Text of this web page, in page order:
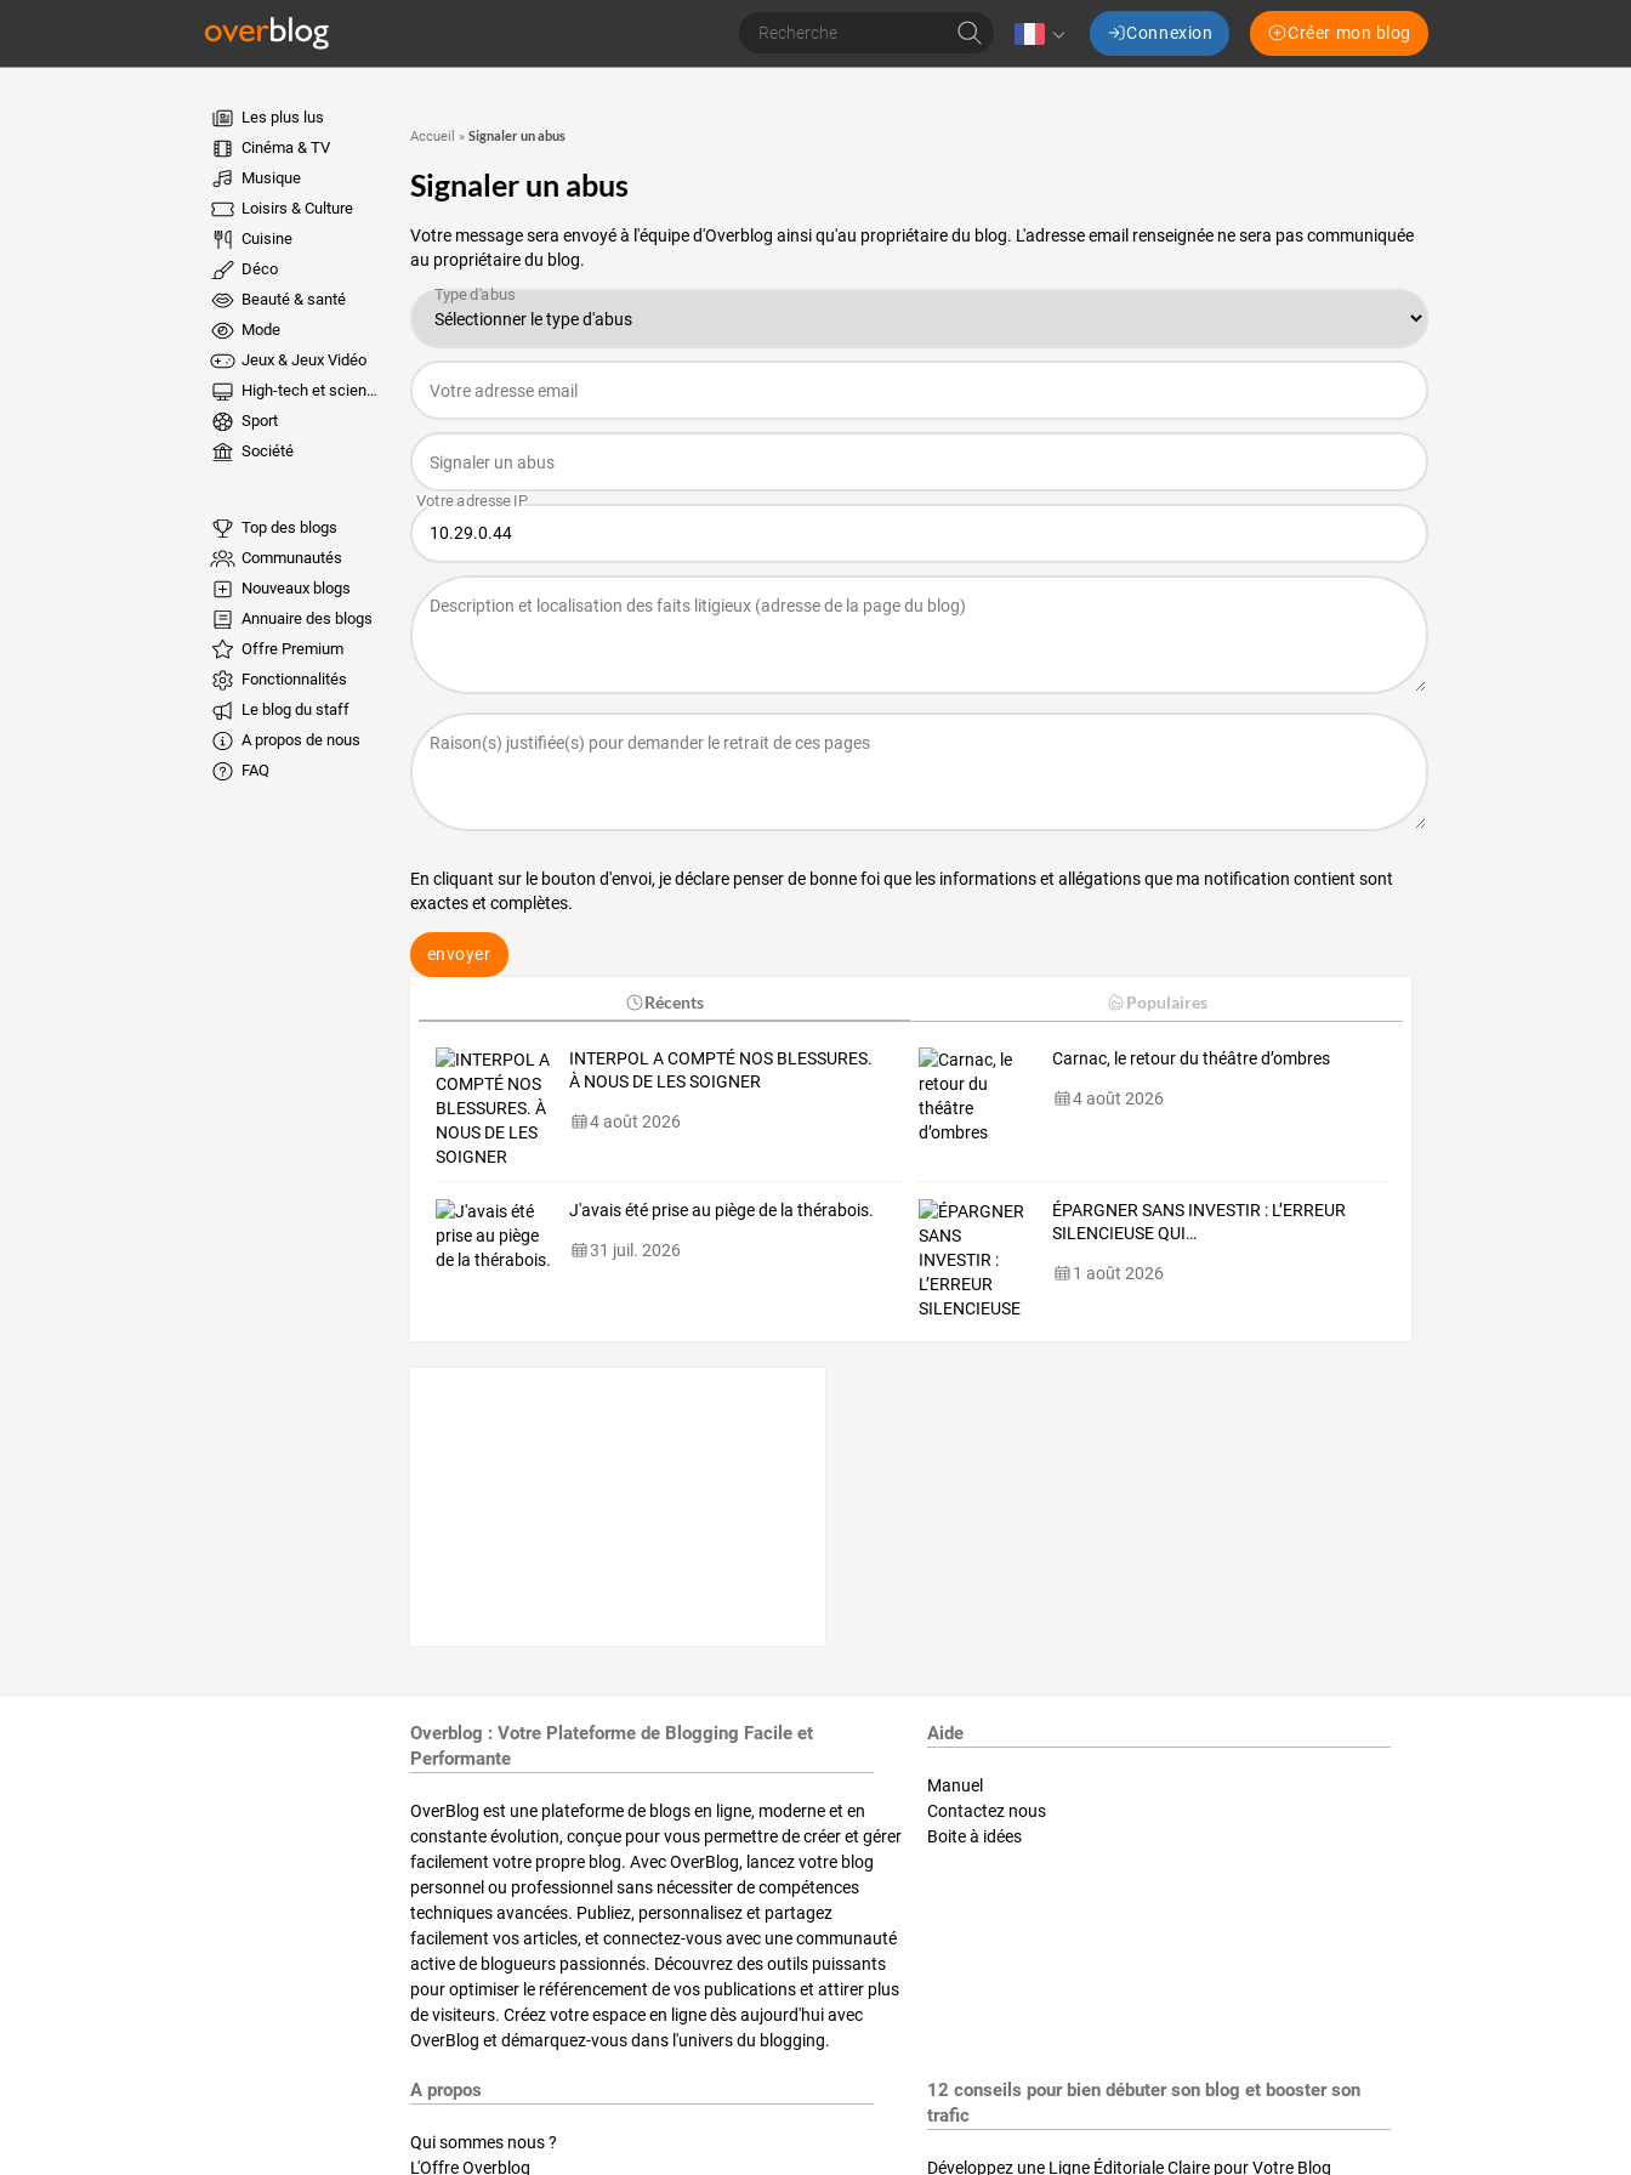
Connexion Créer mon blog
Les plus lus
Cinéma & TV
Musique
Loisirs & Culture
Cuisine
Déco
Beauté & santé
Mode
Jeux & Jeux Vidéo
High-tech et sciences
Sport
Société
Top des blogs
Communautés
Nouveaux blogs
Annuaire des blogs
Offre Premium
Fonctionnalités
Le blog du staff
A propos de nous
FAQ
Accueil » Signaler un abus
Signaler un abus
Votre message sera envoyé à l'équipe d'Overblog ainsi qu'au propriétaire du blog. L'adresse email renseignée ne sera pas communiquée
au propriétaire du blog.
En cliquant sur le bouton d'envoi, je déclare penser de bonne foi que les informations et allégations que ma notification contient sont
exactes et complètes.
envoyer
Récents Populaires
INTERPOL A COMPTÉ NOS BLESSURES.
À NOUS DE LES SOIGNER
4 août 2026
Carnac, le retour du théâtre d’ombres
4 août 2026
J'avais été prise au piège de la thérabois.
31 juil. 2026
ÉPARGNER SANS INVESTIR : L’ERREUR
SILENCIEUSEQUI…
1 août 2026
Overblog : Votre Plateforme de Blogging Facile et
Performante
OverBlog est une plateforme de blogs en ligne, moderne et en
constante évolution, conçue pour vous permettre de créer et gérer
facilement votre propre blog. Avec OverBlog, lancez votre blog
personnel ou professionnel sans nécessiter de compétences
techniques avancées. Publiez, personnalisez et partagez
facilement vos articles, et connectez-vous avec une communauté
active de blogueurs passionnés. Découvrez des outils puissants
pour optimiser le référencement de vos publications et attirer plus
de visiteurs. Créez votre espace en ligne dès aujourd'hui avec
OverBlog et démarquez-vous dans l'univers du blogging.
Aide
Manuel
Contactez nous
Boite à idées
A propos
Qui sommes nous ?
L'Offre Overblog
12 conseils pour bien débuter son blog et booster son
trafic
Développez une Ligne Éditoriale Claire pour Votre Blog